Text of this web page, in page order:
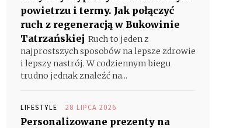
powietrzu i termy. Jak połączyć
ruch z regeneracją w Bukowinie
Tatrzańskiej Ruch to jeden z
najprostszych sposobów na lepsze zdrowie
i lepszy nastrój. W codziennym biegu
trudno jednak znaleźć na...
LIFESTYLE 28 LIPCA 2026
Personalizowane prezenty na